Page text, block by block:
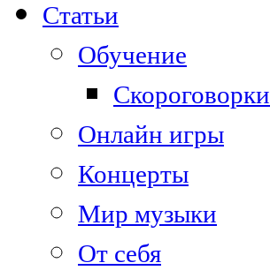
Статьи
Обучение
Скороговорки
Онлайн игры
Концерты
Мир музыки
От себя